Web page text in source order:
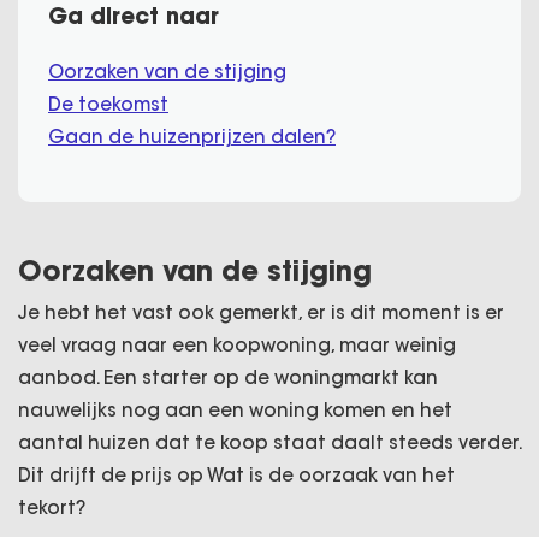
Ga direct naar
Oorzaken van de stijging
De toekomst
Gaan de huizenprijzen dalen?
Oorzaken van de stijging
Je hebt het vast ook gemerkt, er is dit moment is er
veel vraag naar een koopwoning, maar weinig
aanbod. Een starter op de woningmarkt kan
nauwelijks nog aan een woning komen en het
aantal huizen dat te koop staat daalt steeds verder.
Dit drijft de prijs op Wat is de oorzaak van het
tekort?